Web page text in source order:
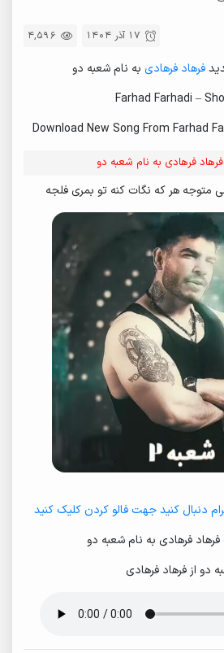
4,596 17 آذر 1404
فرهاد فرهادی به نام شعبه دو
Farhad Farhadi –
Download New Song From Farhad
فرهادی به نام شعبه دو
متوجه هر که نگات کنه تو بمری فلجه
دنبال کنید جهت فالو کردن کلیک کنید
فرهاد فرهادی به نام شعبه دو
دو از فرهاد فرهادی